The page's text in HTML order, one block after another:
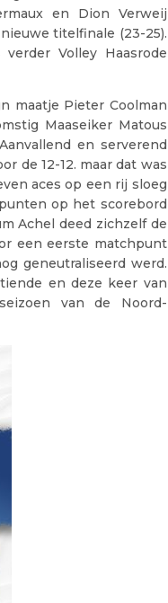
en Dion Verweij
titelfinale (23-25).
Volley Haasrode
maatje Pieter Coolman
Maaseiker Matous
en serverend
de 12-12. maar dat was
aces op een rij sloeg
op het scorebord
Achel deed zichzelf de
een eerste matchpunt
geneutraliseerd werd.
en deze keer van
van de Noord-